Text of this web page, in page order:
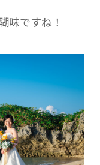
味ですね！